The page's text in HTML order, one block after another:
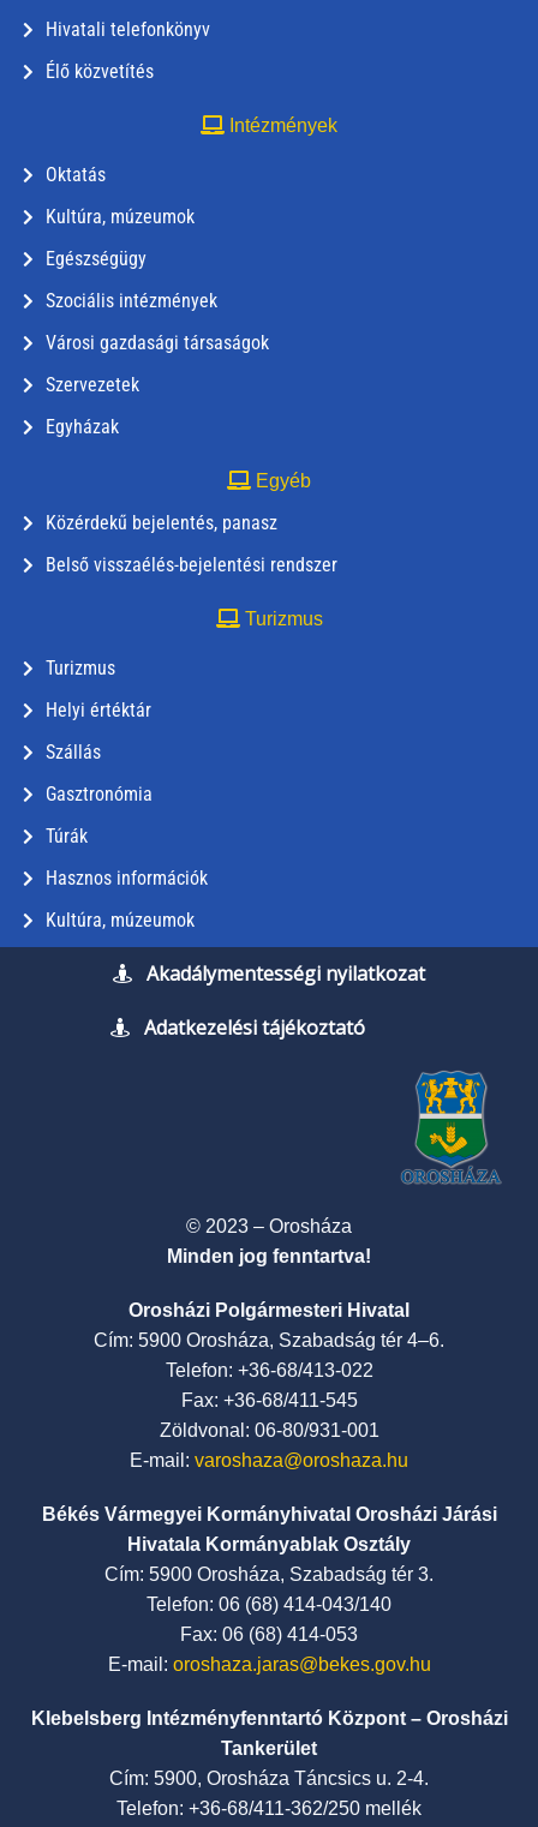
Hivatali telefonkönyv
Élő közvetítés
Intézmények
Oktatás
Kultúra, múzeumok
Egészségügy
Szociális intézmények
Városi gazdasági társaságok
Szervezetek
Egyházak
Egyéb
Közérdekű bejelentés, panasz
Belső visszaélés-bejelentési rendszer
Turizmus
Turizmus
Helyi értéktár
Szállás
Gasztronómia
Túrák
Hasznos információk
Kultúra, múzeumok
Akadálymentességi nyilatkozat
Adatkezelési tájékoztató
© 2023 – Orosháza
Minden jog fenntartva!
Orosházi Polgármesteri Hivatal
Cím: 5900 Orosháza, Szabadság tér 4–6.
Telefon: +36-68/413-022
Fax: +36-68/411-545
Zöldvonal: 06-80/931-001
E-mail: varoshaza@oroshaza.hu
Békés Vármegyei Kormányhivatal Orosházi Járási
Hivatala Kormányablak Osztály
Cím: 5900 Orosháza, Szabadság tér 3.
Telefon: 06 (68) 414-043/140
Fax: 06 (68) 414-053
E-mail: oroshaza.jaras@bekes.gov.hu
Klebelsberg Intézményfenntartó Központ – Orosházi
Tankerület
Cím: 5900, Orosháza Táncsics u. 2-4.
Telefon: +36-68/411-362/250 mellék